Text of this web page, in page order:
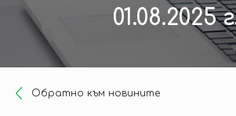
01.08.2025
Oбратно към новините